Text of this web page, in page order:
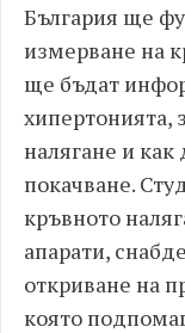
България ще
измерване на
ще бъдат
хипертонията,
налягане и как
покачване.
кръвното
апарати,
откриване на
която